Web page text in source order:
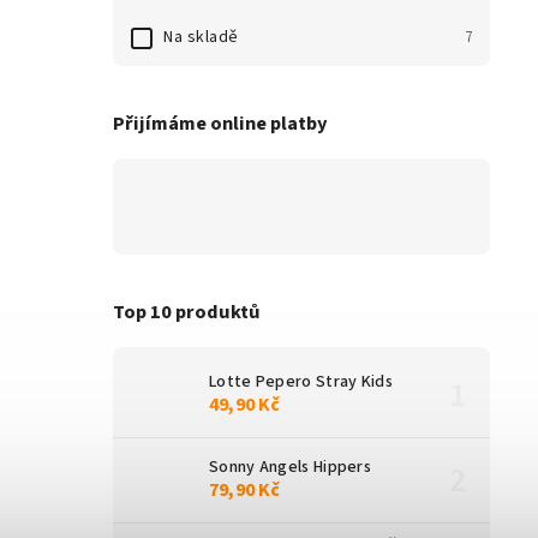
Na skladě 7
Přijímáme online platby
Top 10 produktů
Lotte Pepero Stray Kids
49,90 Kč
Sonny Angels Hippers
79,90 Kč